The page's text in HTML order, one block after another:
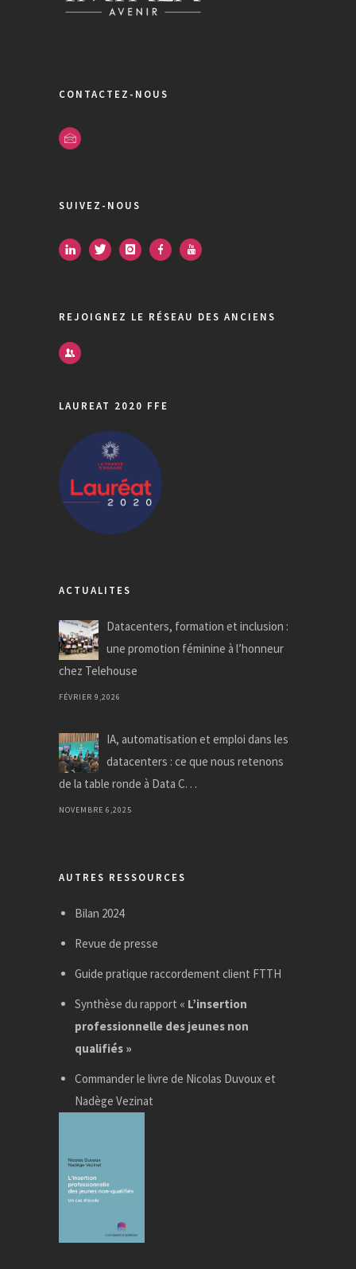
CONTACTEZ-NOUS
SUIVEZ-NOUS
REJOIGNEZ LE RÉSEAU DES ANCIENS
LAUREAT 2020 FFE
ACTUALITES
Datacenters, formation et inclusion :
une promotion féminine à l’honneur
chez Telehouse
FÉVRIER 9,2026
IA, automatisation et emploi dans les
datacenters : ce que nous retenons
de la table ronde à Data C. . .
NOVEMBRE 6,2025
AUTRES RESSOURCES
Bilan 2024
Revue de presse
Guide pratique raccordement client FTTH
Synthèse du rapport « L’insertion
professionnelle des jeunes non
qualifiés »
Commander le livre de Nicolas Duvoux et
Nadège Vezinat